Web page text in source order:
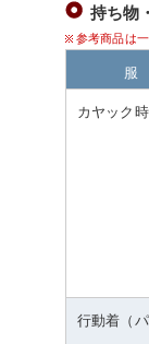
持ち物
参考商品は
服
カヤック
行動着（パ